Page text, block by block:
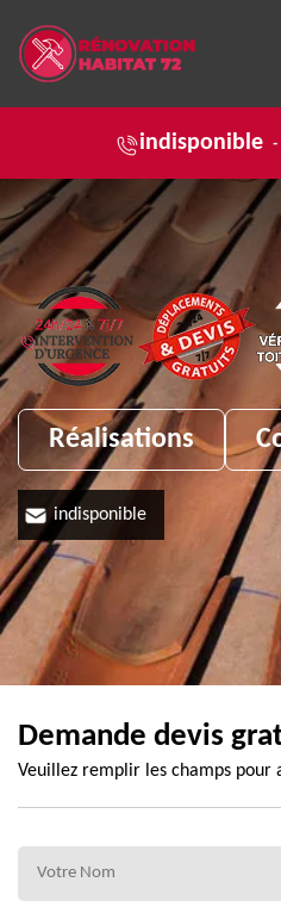
indisponible -
Réalisations
indisponible
Demande devis
Veuillez remplir les champs pour